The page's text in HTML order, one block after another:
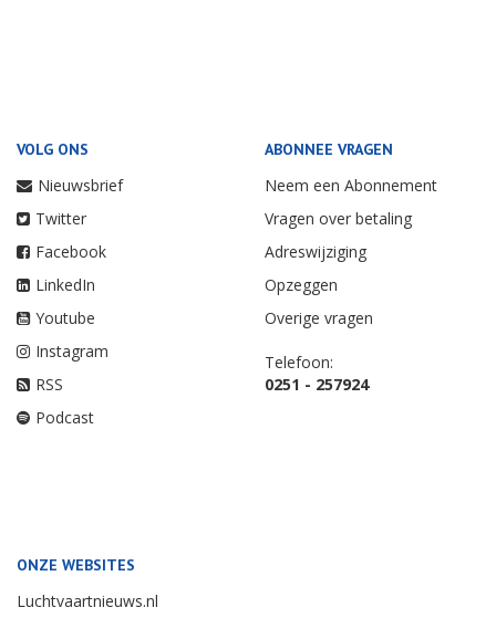
VOLG ONS
Nieuwsbrief
Twitter
Facebook
LinkedIn
Youtube
Instagram
RSS
Podcast
ABONNEE VRAGEN
Neem een Abonnement
Vragen over betaling
Adreswijziging
Opzeggen
Overige vragen
Telefoon:
0251 - 257924
ONZE WEBSITES
Luchtvaartnieuws.nl